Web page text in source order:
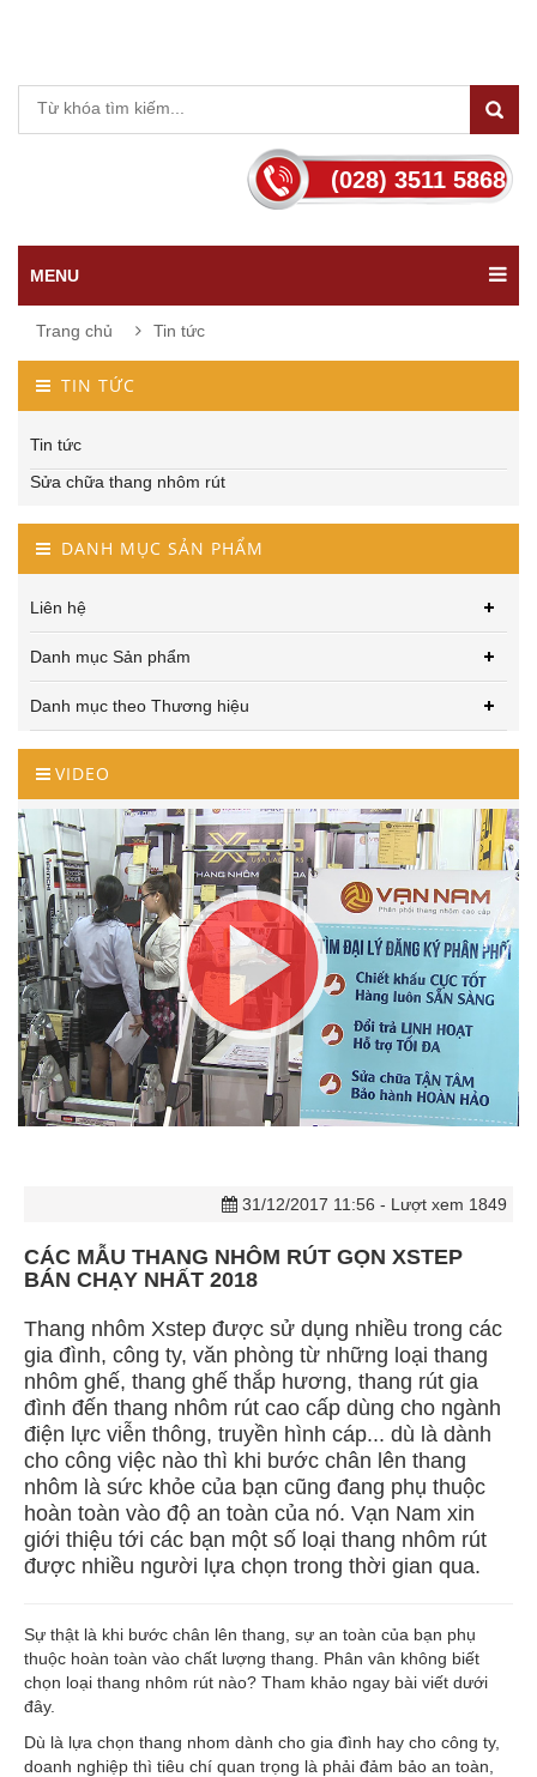
(028) 3511 5868
MENU
Trang chủ Tin tức
TIN TỨC
Tin tức
Sửa chữa thang nhôm rút
DANH MỤC SẢN PHẨM
Liên hệ
Danh mục Sản phẩm
Danh mục theo Thương hiệu
VIDEO
31/12/2017 11:56 - Lượt xem 1849
CÁC MẪU THANG NHÔM RÚT GỌN XSTEP
BÁN CHẠY NHẤT 2018
Thang nhôm Xstep được sử dụng nhiều trong các
gia đình, công ty, văn phòng từ những loại thang
nhôm ghế, thang ghế thắp hương, thang rút gia
đình đến thang nhôm rút cao cấp dùng cho ngành
điện lực viễn thông, truyền hình cáp... dù là dành
cho công việc nào thì khi bước chân lên thang
nhôm là sức khỏe của bạn cũng đang phụ thuộc
hoàn toàn vào độ an toàn của nó. Vạn Nam xin
giới thiệu tới các bạn một số loại thang nhôm rút
được nhiều người lựa chọn trong thời gian qua.
Sự thật là khi bước chân lên thang, sự an toàn của bạn phụ
thuộc hoàn toàn vào chất lượng thang. Phân vân không biết
chọn loại thang nhôm rút nào? Tham khảo ngay bài viết dưới
đây.
Dù là lựa chọn thang nhom dành cho gia đình hay cho công ty,
doanh nghiệp thì tiêu chí quan trọng là phải đảm bảo an toàn,